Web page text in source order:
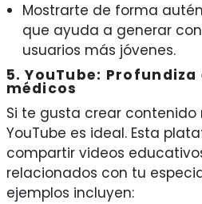
Mostrarte de forma
que ayuda a generar
usuarios más jóvenes.
5. YouTube:
médicos
Si te gusta crear contenido
YouTube es ideal. Esta
compartir videos
relacionados con tu
ejemplos incluyen: